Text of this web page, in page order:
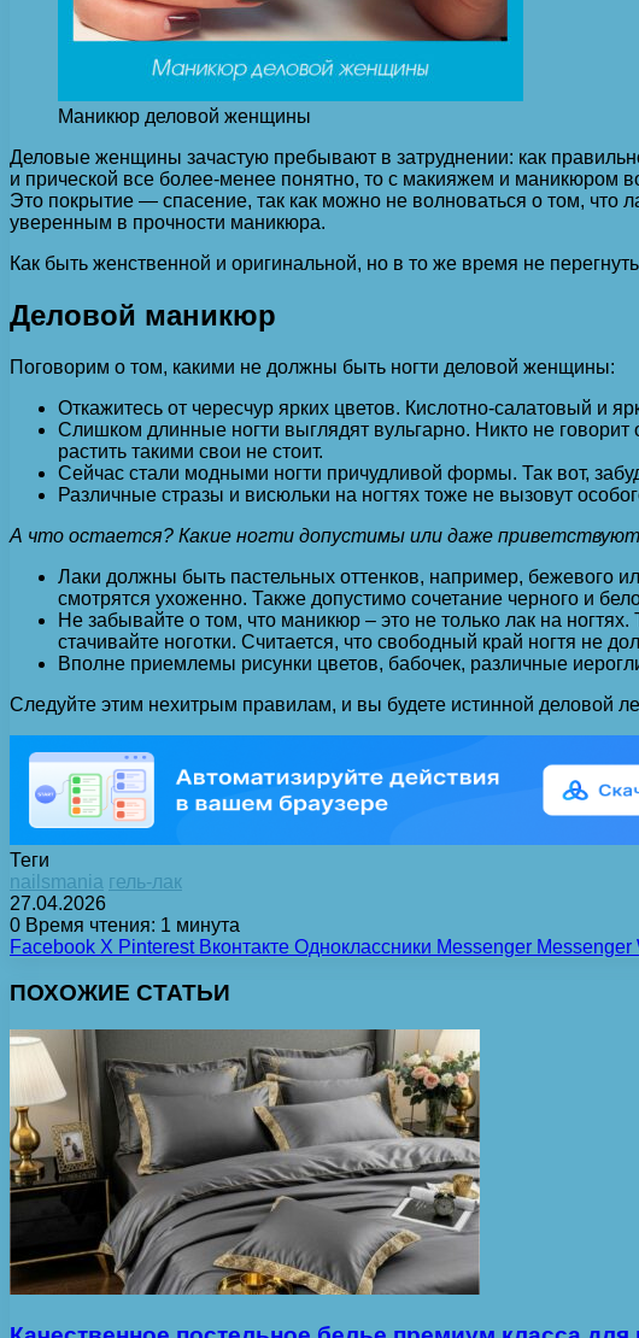
Маникюр деловой женщины
Деловые женщины зачастую пребывают в затруднении: как
и прической все более-менее понятно, то с макияжем и маникюром
Это покрытие — спасение, так как можно не волноваться о том, что
уверенным в прочности маникюра.
Как быть женственной и оригинальной, но в то же время не
Деловой маникюр
Поговорим о том, какими не должны быть ногти деловой женщины:
Откажитесь от чересчур ярких цветов. Кислотно-салатовый и
Слишком длинные ногти выглядят вульгарно. Никто не
растить такими свои не стоит.
Сейчас стали модными ногти причудливой формы. Так вот,
Различные стразы и висюльки на ногтях тоже не вызовут
А что остается? Какие ногти допустимы или даже
Лаки должны быть пастельных оттенков, например, бежевого
смотрятся ухоженно. Также допустимо сочетание черного и
Не забывайте о том, что маникюр – это не только лак на
стачивайте ноготки. Считается, что свободный край ногтя не
Вполне приемлемы рисунки цветов, бабочек, различные
Следуйте этим нехитрым правилам, и вы будете истинной деловой
Теги
nailsmania гель-лак
27.04.2026
0 Время чтения: 1 минута
Facebook X Pinterest Вконтакте Одноклассники Messenger Messenger
ПОХОЖИЕ СТАТЬИ